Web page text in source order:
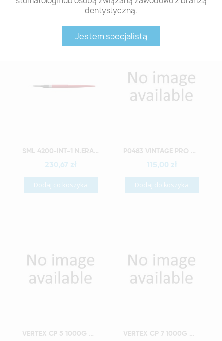
dentystyczną.
Jestem specjalistą
Polecane produkty z tej kategorii
Szybki podgląd SML 4200-INT-1 N.ERA BRUSH INTENSO 1
230,67 zł
Dodaj do koszyka
Szybki podgląd P0483 VINTAGE PRO CORR. 15G CPM
115,00 zł
Dodaj do koszyka
Szybki podgląd VERTEX CP 5 1000G WYRÓB MEDYCZNY Szybki podgląd VERTEX CP 7 1000G WYRÓB MEDYCZNY